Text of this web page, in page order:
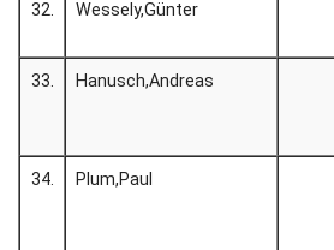
32. Wessely,Günter
33. Hanusch,Andreas
34. Plum,Paul